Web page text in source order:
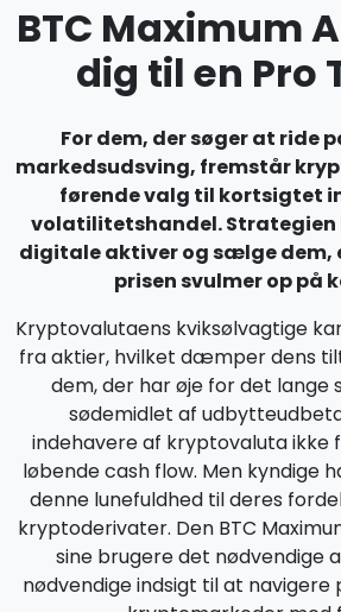
BTC Maximum
dig til en Pro
For dem, der søger at ride
markedsudsving, fremstår
førende valg til kortsigtet
volatilitetshandel. Strategien
digitale aktiver og sælge dem,
prisen svulmer op på
Kryptovalutaens kviksølvagtige
fra aktier, hvilket dæmper dens
dem, der har øje for det lange
sødemidlet af
indehavere af kryptovaluta ikke
løbende cash flow. Men kyndige
denne lunefuldhed til deres
kryptoderivater. Den BTC
sine brugere det nødvendige
nødvendige indsigt til at navigere